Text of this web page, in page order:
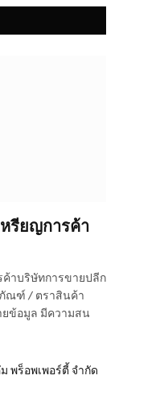
รียญการค้า
ค้าบริษัทการขายปลีก
ณฑ์ / ตราสินค้า
ยข้อมูล มีความสน
พร็อพเพอร์ตี้ จำกัด